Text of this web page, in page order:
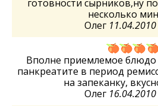
готовности сырников,ну
несколько
Олег
Вполне приемлемое блюдо
панкреатите в период
на запеканку,
Олег